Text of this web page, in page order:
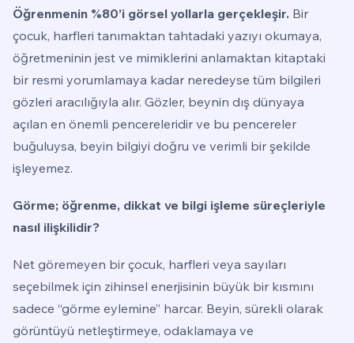
Öğrenmenin %80’i görsel yollarla gerçekleşir. Bir
çocuk, harfleri tanımaktan tahtadaki yazıyı okumaya,
öğretmeninin jest ve mimiklerini anlamaktan kitaptaki
bir resmi yorumlamaya kadar neredeyse tüm bilgileri
gözleri aracılığıyla alır. Gözler, beynin dış dünyaya
açılan en önemli pencereleridir ve bu pencereler
buğuluysa, beyin bilgiyi doğru ve verimli bir şekilde
işleyemez.
Görme; öğrenme, dikkat ve bilgi işleme süreçleriyle
nasıl ilişkilidir?
Net göremeyen bir çocuk, harfleri veya sayıları
seçebilmek için zihinsel enerjisinin büyük bir kısmını
sadece “görme eylemine” harcar. Beyin, sürekli olarak
görüntüyü netleştirmeye, odaklamaya ve